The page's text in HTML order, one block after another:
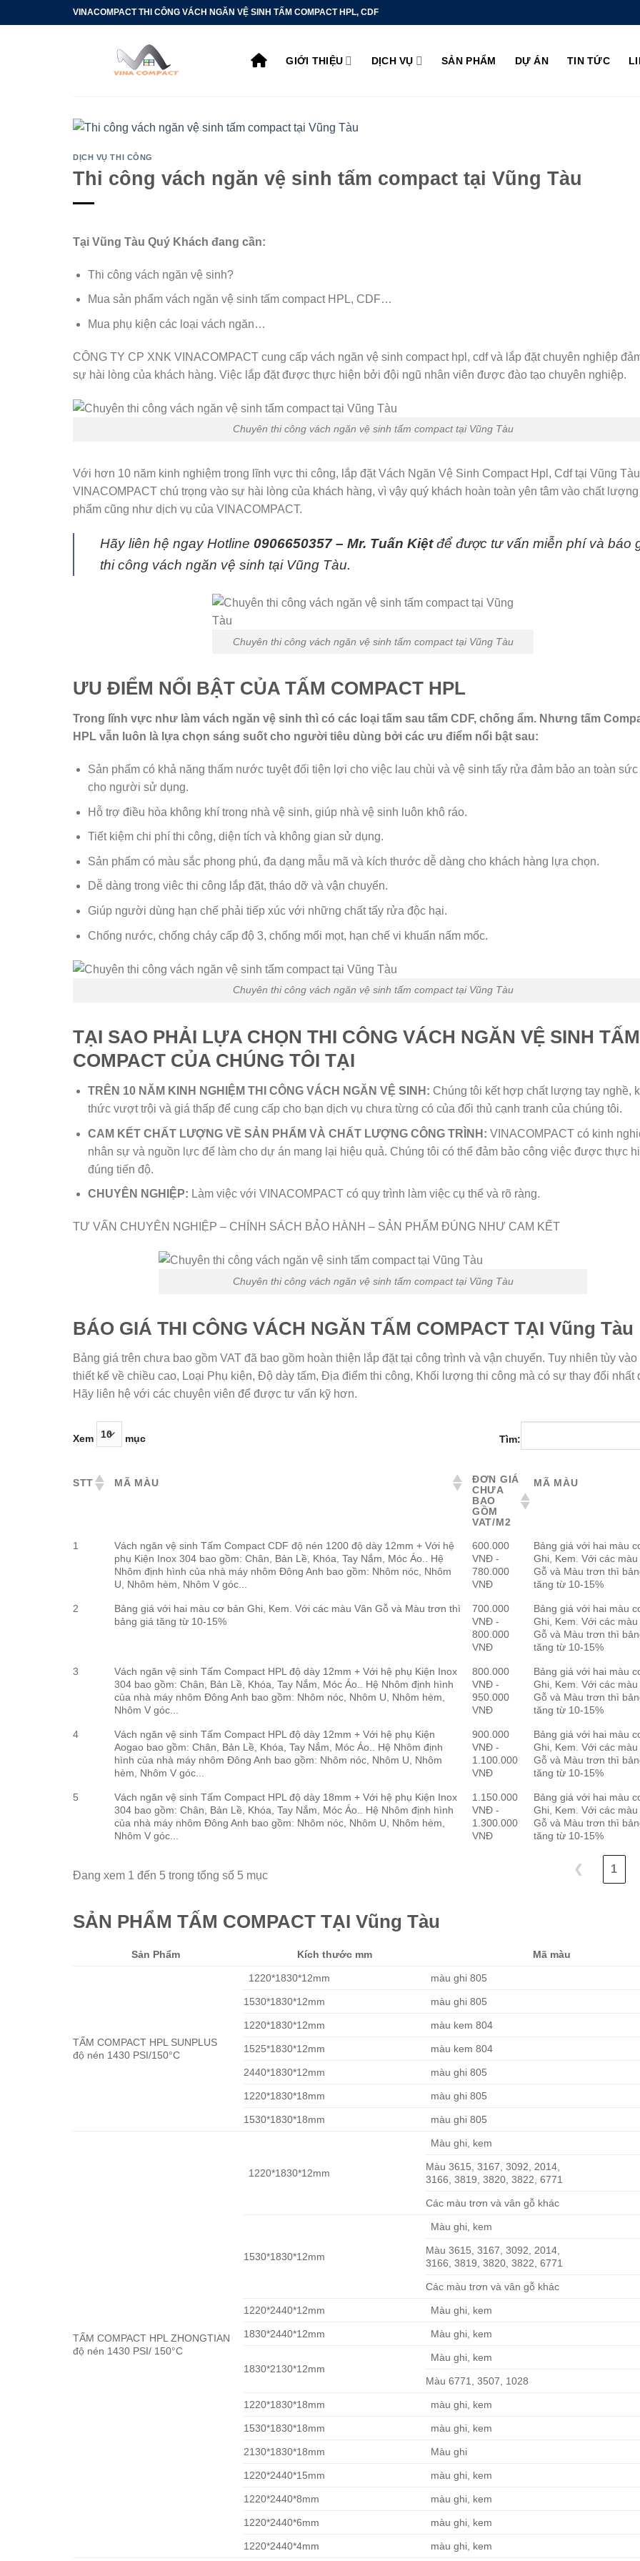
qua
VINACOMPACT THI CÔNG VÁCH NGĂN VỆ SINH TẤM COMPACT HPL, CDF
GIỚI THIỆU DỊCH VỤ SẢN PHẨM DỰ ÁN TIN TỨC
DỊCH VỤ THI CÔNG
Thi công vách ngăn vệ sinh tấm compact tại Vũng Tàu
Tại Vũng Tàu Quý Khách đang cần:
Thi công vách ngăn vệ sinh?
Mua sản phẩm vách ngăn vệ sinh tấm compact HPL, CDF…
Mua phụ kiện các loại vách ngăn…
CÔNG TY CP XNK VINACOMPACT cung cấp vách ngăn vệ sinh compact hpl, cdf và lắp đặt chuyên nghiệp
sự hài lòng của khách hàng. Việc lắp đặt được thực hiện bởi đội ngũ nhân viên được đào tạo chuyên nghiệp.
Chuyên thi công vách ngăn vệ sinh tấm compact tại Vũng Tàu
Với hơn 10 năm kinh nghiệm trong lĩnh vực thi công, lắp đặt Vách Ngăn Vệ Sinh Compact Hpl, Cdf tại Vũng
VINACOMPACT chú trọng vào sự hài lòng của khách hàng, vì vậy quý khách hoàn toàn yên tâm vào chất lượng
phẩm cũng như dịch vụ của VINACOMPACT.
Hãy liên hệ ngay Hotline 0906650357 – Mr. Tuấn Kiệtđể được tư vấn miễn phí và báo
thi công vách ngăn vệ sinh tại Vũng Tàu.
Chuyên thi công vách ngăn vệ sinh tấm compact tại Vũng Tàu
ƯU ĐIỂM NỔI BẬT CỦA TẤM COMPACT HPL
Trong lĩnh vực như làm vách ngăn vệ sinh thì có các loại tấm sau tấm CDF, chống ẩm. Nhưng tấm
HPL vẫn luôn là lựa chọn sáng suốt cho người tiêu dùng bởi các ưu điểm nổi bật sau:
Sản phẩm có khả năng thấm nước tuyệt đối tiện lợi cho việc lau chùi và vệ sinh tẩy rửa đảm bảo an toàn sức
cho người sử dụng.
Hỗ trợ điều hòa không khí trong nhà vệ sinh, giúp nhà vệ sinh luôn khô ráo.
Tiết kiệm chi phí thi công, diện tích và không gian sử dụng.
Sản phẩm có màu sắc phong phú, đa dạng mẫu mã và kích thước dễ dàng cho khách hàng lựa chọn.
Dễ dàng trong viêc thi công lắp đặt, tháo dỡ và vận chuyển.
Giúp người dùng hạn chế phải tiếp xúc với những chất tẩy rửa độc hại.
Chống nước, chống cháy cấp độ 3, chống mối mọt, hạn chế vi khuẩn nấm mốc.
Chuyên thi công vách ngăn vệ sinh tấm compact tại Vũng Tàu
TẠI SAO PHẢI LỰA CHỌN THI CÔNG VÁCH NGĂN VỆ SINH TẤM
COMPACT CỦA CHÚNG TÔI TẠI
TRÊN 10 NĂM KINH NGHIỆM THI CÔNG VÁCH NGĂN VỆ SINH: Chúng tôi kết hợp chất lượng tay nghề,
thức vượt trội và giá thấp để cung cấp cho bạn dịch vụ chưa từng có của đối thủ cạnh tranh của chúng tôi.
CAM KẾT CHẤT LƯỢNG VỀ SẢN PHẨM VÀ CHẤT LƯỢNG CÔNG TRÌNH: VINACOMPACT có kinh
nhân sự và nguồn lực để làm cho dự án mang lại hiệu quả. Chúng tôi có thể đảm bảo công việc được thực
đúng tiến độ.
CHUYÊN NGHIỆP: Làm việc với VINACOMPACT có quy trình làm việc cụ thể và rõ ràng.
TƯ VẤN CHUYÊN NGHIỆP – CHÍNH SÁCH BẢO HÀNH – SẢN PHẨM ĐÚNG NHƯ CAM KẾT
Chuyên thi công vách ngăn vệ sinh tấm compact tại Vũng Tàu
BÁO GIÁ THI CÔNG VÁCH NGĂN TẤM COMPACT TẠI Vũng Tàu
Bảng giá trên chưa bao gồm VAT đã bao gồm hoàn thiện lắp đặt tại công trình và vận chuyển. Tuy nhiên tùy vào
thiết kế về chiều cao, Loại Phụ kiện, Độ dày tấm, Địa điểm thi công, Khối lượng thi công mà có sự thay đổi nhất
Hãy liên hệ với các chuyên viên để được tư vấn kỹ hơn.
Xem mục Tìm:
STT MÃ MÀU
ĐƠN GIÁ
CHƯA
BAO
GỒM
VAT/M2
MÃ MÀU
1
Vách ngăn vệ sinh Tấm Compact CDF độ nén 1200 độ dày 12mm + Với hệ
phụ Kiện Inox 304 bao gồm: Chân, Bản Lề, Khóa, Tay Nắm, Móc Áo.. Hệ
Nhôm định hình của nhà máy nhôm Đông Anh bao gồm: Nhôm nóc, Nhôm
U, Nhôm hèm, Nhôm V góc...
600.000
VNĐ -
780.000
VNĐ
Bảng giá với hai màu
Ghi, Kem. Với các màu
Gỗ và Màu trơn thì
tăng từ 10-15%
2
Bảng giá với hai màu cơ bản Ghi, Kem. Với các màu Vân Gỗ và Màu trơn thì
bảng giá tăng từ 10-15%
700.000
VNĐ -
800.000
VNĐ
Bảng giá với hai màu
Ghi, Kem. Với các màu
Gỗ và Màu trơn thì
tăng từ 10-15%
3
Vách ngăn vệ sinh Tấm Compact HPL độ dày 12mm + Với hệ phụ Kiện Inox
304 bao gồm: Chân, Bản Lề, Khóa, Tay Nắm, Móc Áo.. Hệ Nhôm định hình
của nhà máy nhôm Đông Anh bao gồm: Nhôm nóc, Nhôm U, Nhôm hèm,
Nhôm V góc...
800.000
VNĐ -
950.000
VNĐ
Bảng giá với hai màu
Ghi, Kem. Với các màu
Gỗ và Màu trơn thì
tăng từ 10-15%
4
Vách ngăn vệ sinh Tấm Compact HPL độ dày 12mm + Với hệ phụ Kiện
Aogao bao gồm: Chân, Bản Lề, Khóa, Tay Nắm, Móc Áo.. Hệ Nhôm định
hình của nhà máy nhôm Đông Anh bao gồm: Nhôm nóc, Nhôm U, Nhôm
hèm, Nhôm V góc...
900.000
VNĐ -
1.100.000
VNĐ
Bảng giá với hai màu
Ghi, Kem. Với các màu
Gỗ và Màu trơn thì
tăng từ 10-15%
5
Vách ngăn vệ sinh Tấm Compact HPL độ dày 18mm + Với hệ phụ Kiện Inox
304 bao gồm: Chân, Bản Lề, Khóa, Tay Nắm, Móc Áo.. Hệ Nhôm định hình
của nhà máy nhôm Đông Anh bao gồm: Nhôm nóc, Nhôm U, Nhôm hèm,
Nhôm V góc...
1.150.000
VNĐ -
1.300.000
VNĐ
Bảng giá với hai màu
Ghi, Kem. Với các màu
Gỗ và Màu trơn thì
tăng từ 10-15%
Đang xem 1 đến 5 trong tổng số 5 mục ❮ 1
SẢN PHẨM TẤM COMPACT TẠI Vũng Tàu
Sản Phẩm Kích thước mm Mã màu
TẤM COMPACT HPL SUNPLUS
độ nén 1430 PSI/150°C
1220*1830*12mm màu ghi 805
1530*1830*12mm màu ghi 805
1220*1830*12mm màu kem 804
1525*1830*12mm màu kem 804
2440*1830*12mm màu ghi 805
1220*1830*18mm màu ghi 805
1530*1830*18mm màu ghi 805
TẤM COMPACT HPL ZHONGTIAN
độ nén 1430 PSI/ 150°C
1220*1830*12mm
Màu ghi, kem
Màu 3615, 3167, 3092, 2014,
3166, 3819, 3820, 3822, 6771
Các màu trơn và vân gỗ khác
1530*1830*12mm
Màu ghi, kem
Màu 3615, 3167, 3092, 2014,
3166, 3819, 3820, 3822, 6771
Các màu trơn và vân gỗ khác
1220*2440*12mm Màu ghi, kem
1830*2440*12mm Màu ghi, kem
1830*2130*12mm
Màu ghi, kem
Màu 6771, 3507, 1028
1220*1830*18mm màu ghi, kem
1530*1830*18mm màu ghi, kem
2130*1830*18mm Màu ghi
1220*2440*15mm màu ghi, kem
1220*2440*8mm màu ghi, kem
1220*2440*6mm màu ghi, kem
1220*2440*4mm màu ghi, kem